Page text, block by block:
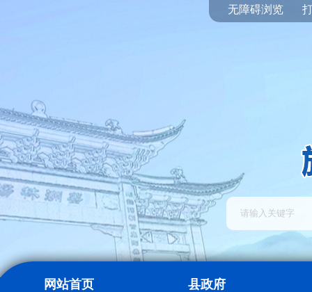
无障碍浏览
网站首页 县政府